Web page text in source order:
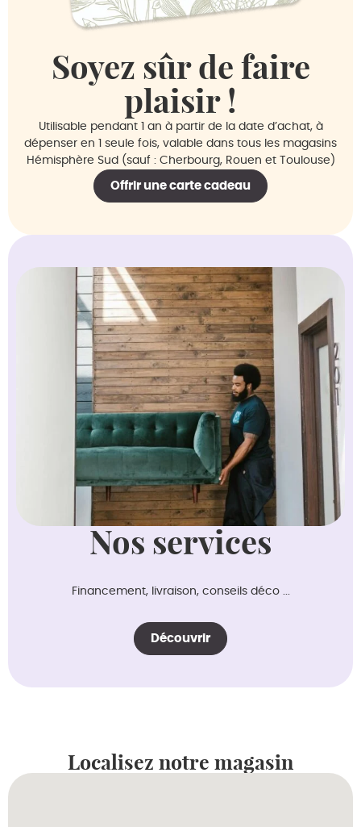
Soyez sûr de faire
plaisir !
Utilisable pendant 1 an à partir de la date d’achat, à
dépenser en 1 seule fois, valable dans tous les magasins
Hémisphère Sud (sauf : Cherbourg, Rouen et Toulouse)
Offrir une carte cadeau
Nos services
Financement, livraison, conseils déco ...
Découvrir
Localisez notre magasin